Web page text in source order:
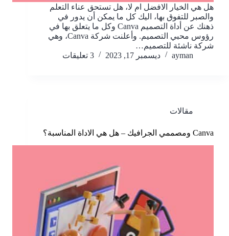
هل هي الخيار الافضل ام لا، هل تستحق عناء التعلم
والصبر للتفوق بها، اليك كل ما يمكن أن يدور في
ذهنك عن أداة التصميم Canva وكل ما يتعلق بها في
رؤوس محبي التصميم. وأعلنت شركة Canva، وهي
شركة ناشئة للتصميم…
ayman
ديسمبر 17, 2023 3 تعليقات
مقالات
Canva ومصممي الجرافيك – هل هي الاداة المناسبة؟